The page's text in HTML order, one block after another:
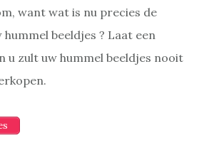
want wat is nu precies de
beeldjes ? Laat een
u zult uw hummel beeldjes nooit